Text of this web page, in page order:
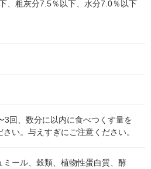
、粗灰分7.5％以下、水分7.0％以下
3回、数分に以内に食べつくす量を
さい。与えすぎにご注意ください。
ミール、穀類、植物性蛋白質、酵